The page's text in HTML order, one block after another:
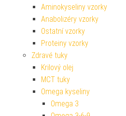
Aminokyseliny vzorky
Anabolizéry vzorky
Ostatní vzorky
Proteiny vzorky
Zdravé tuky
Krilový olej
MCT tuky
Omega kyseliny
Omega 3